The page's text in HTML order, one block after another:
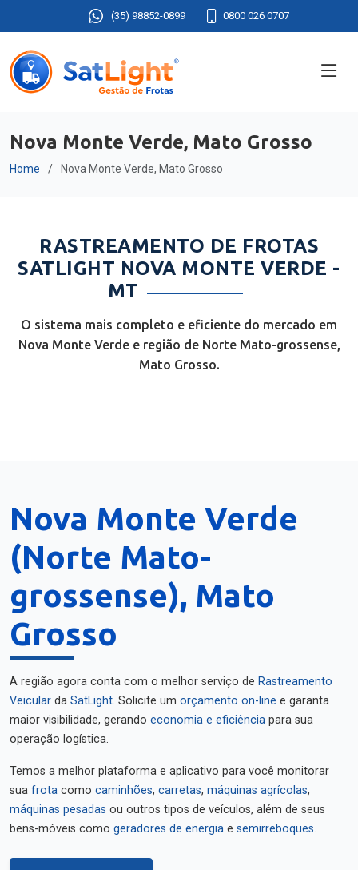
(35) 98852-0899 0800 026 0707
Nova Monte Verde, Mato Grosso
Home Nova Monte Verde, Mato Grosso
RASTREAMENTO DE FROTAS
SATLIGHT NOVA MONTE VERDE -
MT
O sistema mais completo e eficiente do mercado em
Nova Monte Verde e região de Norte Mato-grossense,
Mato Grosso.
Nova Monte Verde
(Norte Mato-
grossense), Mato
Grosso
A região agora conta com o melhor serviço de Rastreamento
Veicular da SatLight. Solicite um orçamento on-line e garanta
maior visibilidade, gerando economia e eficiência para sua
operação logística.
Temos a melhor plataforma e aplicativo para você monitorar
sua frota como caminhões, carretas, máquinas agrícolas,
máquinas pesadas ou outros tipos de veículos, além de seus
bens-móveis como geradores de energia e semirreboques.